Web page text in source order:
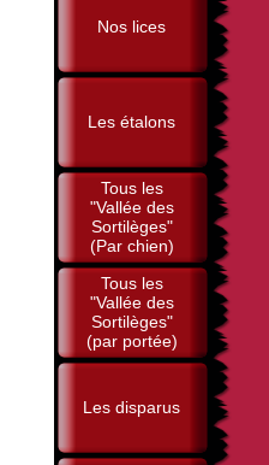
Nos lices
Les étalons
Tous les
"Vallée des
Sortilèges"
(Par chien)
Tous les
"Vallée des
Sortilèges"
(par portée)
Les disparus